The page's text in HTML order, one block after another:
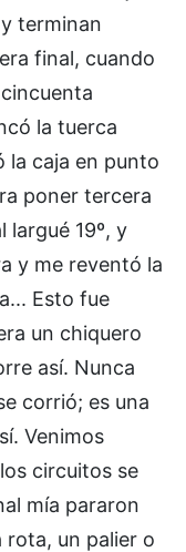
terminan
final, cuando
la tuerca
la caja en punto
poner tercera
largué 19º, y
y me reventó la
Esto fue
un chiquero
así. Nunca
corrió; es una
Venimos
circuitos se
mía pararon
rota, un palier o